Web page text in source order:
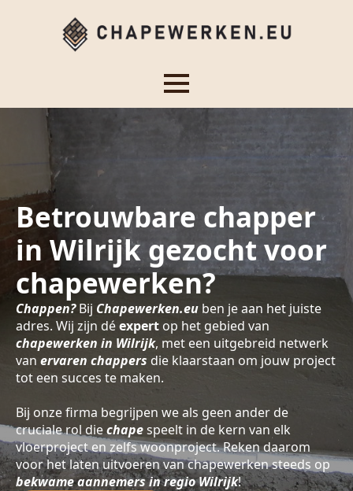
Betrouwbare chapper
in Wilrijk gezocht voor
chapewerken?
Chappen?Bij Chapewerken.eu ben je aan het juiste
adres. Wij zijn déexpertop het gebied van
chapewerken in Wilrijk, met een uitgebreid netwerk
van ervaren chappers die klaarstaan om jouw project
tot een succes te maken.
Bij onze firma begrijpen we als geen ander de
cruciale rol diechapespeelt in de kern van elk
vloerproject en zelfs woonproject. Reken daarom
voor het laten uitvoeren van chapewerken steeds op
bekwame aannemers in regio Wilrijk!